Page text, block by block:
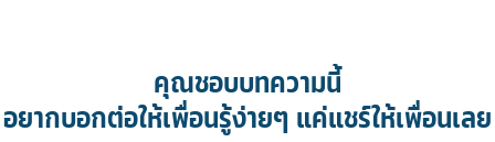
คุณชอบบทความนี้
อยากบอกต่อให้เพื่อนรู้ง่ายๆ แค่แชร์ให้เพื่อนเลย